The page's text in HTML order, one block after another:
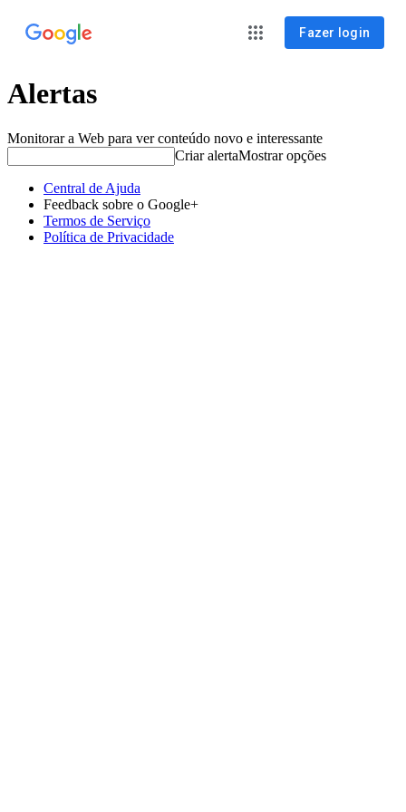
Fazer login
Alertas
Monitorar a Web para ver conteúdo novo e interessante
Criar alertaMostrar opções
Central de Ajuda
Feedback sobre o Google+
Termos de Serviço
Política de Privacidade